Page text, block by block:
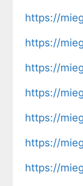
https://
https://
https://
https://
https://
https://
https://